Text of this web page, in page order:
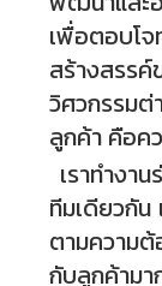
เพื่อตอบ
สร้างสรร
วิศวกรรม
ลูกค้า คือค
เราทำงา
ทีมเดียวกั
ตามความ
กับลูกค้าม